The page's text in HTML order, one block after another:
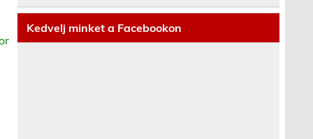
Kedvelj minket a Facebookon